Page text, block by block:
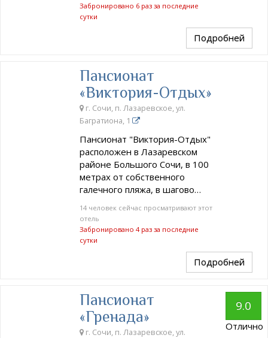
Забронировано 6 раз за последние
сутки
Подробней
Пансионат
«Виктория-Отдых»
г. Сочи, п. Лазаревское, ул.
Багратиона, 1
Пансионат "Виктория-Отдых"
расположен в Лазаревском
районе Большого Сочи, в 100
метрах от собственного
галечного пляжа, в шагово…
14 человек сейчас просматривают этот
отель
Забронировано 4 раз за последние
сутки
Подробней
Пансионат
«Гренада»
г. Сочи, п. Лазаревское, ул.
9.0
Отлично